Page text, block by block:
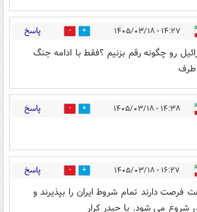
۱۴:۲۷ - ۱۴۰۵/۰۳/۱۸ 0 پاسخ
رو چگونه رقم بزنیم ؟فقط با ادامه جنگ
طرف
۱۴:۳۸ - ۱۴۰۵/۰۳/۱۸ 0 پاسخ
۱۶:۲۷ - ۱۴۰۵/۰۳/۱۸ 2 پاسخ
و آمریکا 24 ساعت فرصت دارند تمام شروط ایران را بپذیرند و
شروع می شود. یا حیدر کرار